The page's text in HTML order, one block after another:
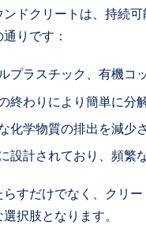
ドクリートは、持続
りです：
プラスチック、有機コ
終わりにより簡単に分
化学物質の排出を減少
設計されており、頻繁
すだけでなく、クリ
択肢となります。